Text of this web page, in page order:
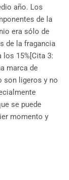
año. Los
de la
era sólo de
de la fragancia
15%[Cita 3:
marca de
son ligeros y no
se puede
momento y